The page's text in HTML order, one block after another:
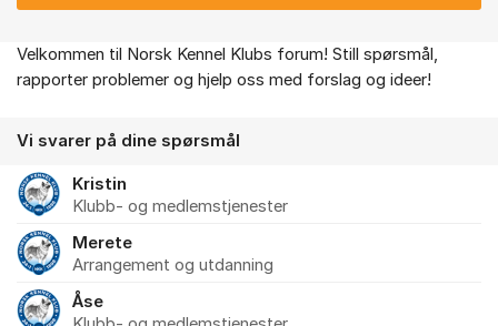
Om forumet
Velkommen til Norsk Kennel Klubs forum! Still spørsmål,
rapporter problemer og hjelp oss med forslag og ideer!
Vi svarer på dine spørsmål
Kristin
Klubb- og medlemstjenester
Merete
Arrangement og utdanning
Åse